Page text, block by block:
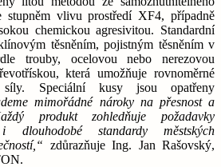
vlivu prostředí XF4, případně
chemickou agresivitou. Standardní
těsněním, pojistným těsněním v
trouby, ocelovou nebo nerezovou
která umožňuje rovnoměrné
síly. Speciální kusy jsou opatřeny
mimořádné nároky na přesnost a
produkt zohledňuje požadavky
dlouhodobé standardy městských
zdůrazňuje Ing. Jan Rašovský,